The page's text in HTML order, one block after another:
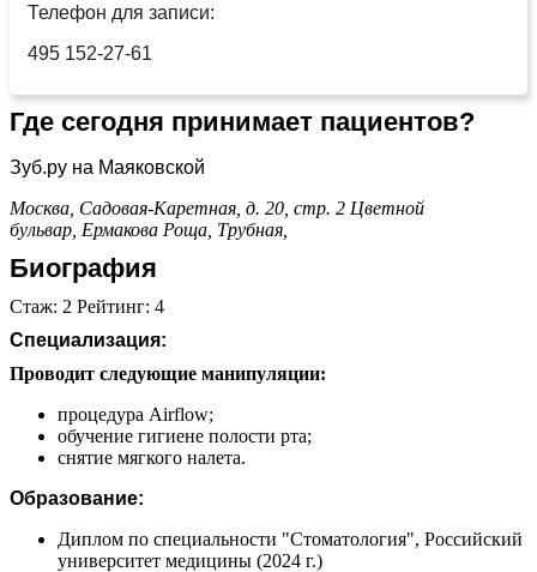
Телефон для записи:
495 152-27-61
Где сегодня принимает пациентов?
Зуб.ру на Маяковской
Москва, Садовая-Каретная, д. 20, стр. 2 Цветной
бульвар, Ермакова Роща, Трубная,
Биография
Стаж: 2 Рейтинг: 4
Специализация:
Проводит следующие манипуляции:
процедура Airflow;
обучение гигиене полости рта;
снятие мягкого налета.
Образование:
Диплом по специальности "Стоматология", Российский
университет медицины (2024 г.)